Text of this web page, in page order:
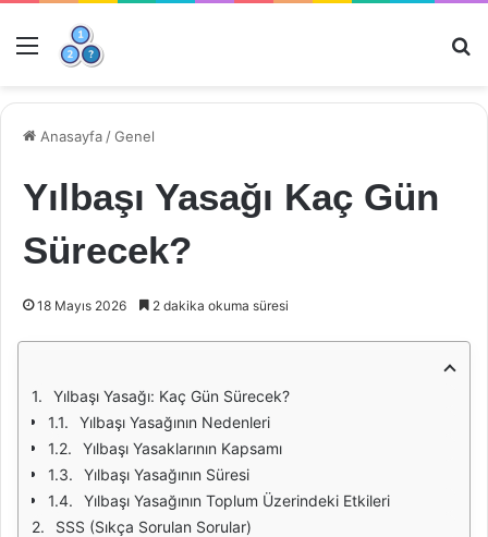
Menü
Anasayfa /Genel
Yılbaşı Yasağı Kaç Gün
Sürecek?
18 Mayıs 2026 2 dakika okuma süresi
Yılbaşı Yasağı: Kaç Gün Sürecek?
Yılbaşı Yasağının Nedenleri
Yılbaşı Yasaklarının Kapsamı
Yılbaşı Yasağının Süresi
Yılbaşı Yasağının Toplum Üzerindeki Etkileri
SSS (Sıkça Sorulan Sorular)